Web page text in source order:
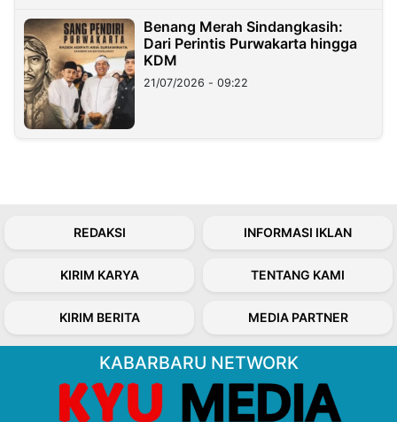
Benang Merah Sindangkasih:
Dari Perintis Purwakarta hingga
KDM
21/07/2026 - 09:22
REDAKSI INFORMASI IKLAN
KIRIM KARYA TENTANG KAMI
KIRIM BERITA MEDIA PARTNER
KABARBARU NETWORK